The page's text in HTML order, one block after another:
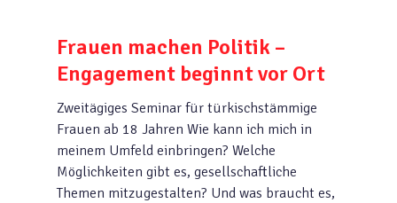
Frauen machen Politik –
Engagement beginnt vor Ort
Zweitägiges Seminar für türkischstämmige
Frauen ab 18 Jahren Wie kann ich mich in
meinem Umfeld einbringen? Welche
Möglichkeiten gibt es, gesellschaftliche
Themen mitzugestalten? Und was braucht es,